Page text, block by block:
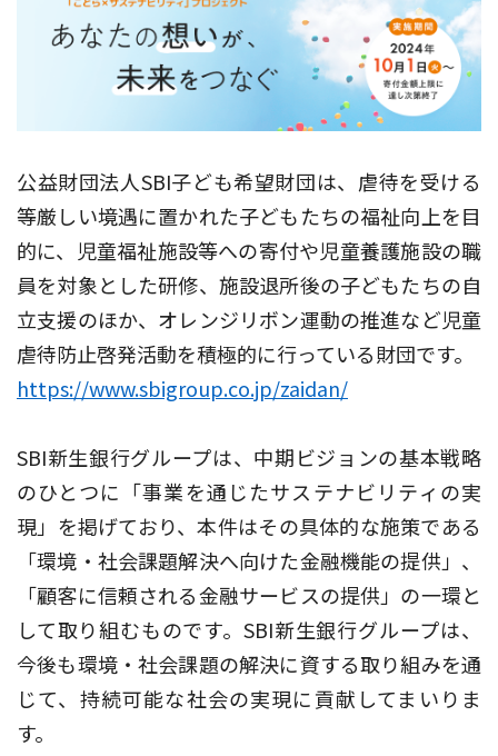
公益財団法人SBI子ども希望財団は、虐待を受ける
等厳しい境遇に置かれた子どもたちの福祉向上を目
的に、児童福祉施設等への寄付や児童養護施設の職
員を対象とした研修、施設退所後の子どもたちの自
立支援のほか、オレンジリボン運動の推進など児童
虐待防止啓発活動を積極的に行っている財団です。
https://www.sbigroup.co.jp/zaidan/
SBI新生銀行グループは、中期ビジョンの基本戦略
のひとつに「事業を通じたサステナビリティの実
現」を掲げており、本件はその具体的な施策である
「環境・社会課題解決へ向けた金融機能の提供」、
「顧客に信頼される金融サービスの提供」の一環と
して取り組むものです。SBI新生銀行グループは、
今後も環境・社会課題の解決に資する取り組みを通
じて、持続可能な社会の実現に貢献してまいりま
す。